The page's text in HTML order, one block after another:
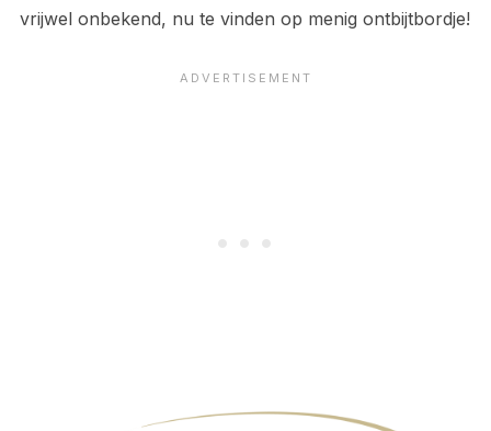
vrijwel onbekend, nu te vinden op menig ontbijtbordje!